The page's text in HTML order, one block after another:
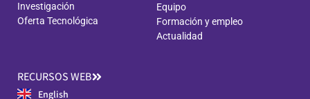
Investigación
Oferta Tecnológica
Equipo
Formación y empleo
Actualidad
RECURSOS WEB
English